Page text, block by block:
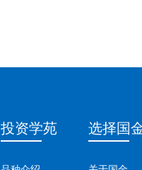
投资学苑 选择国